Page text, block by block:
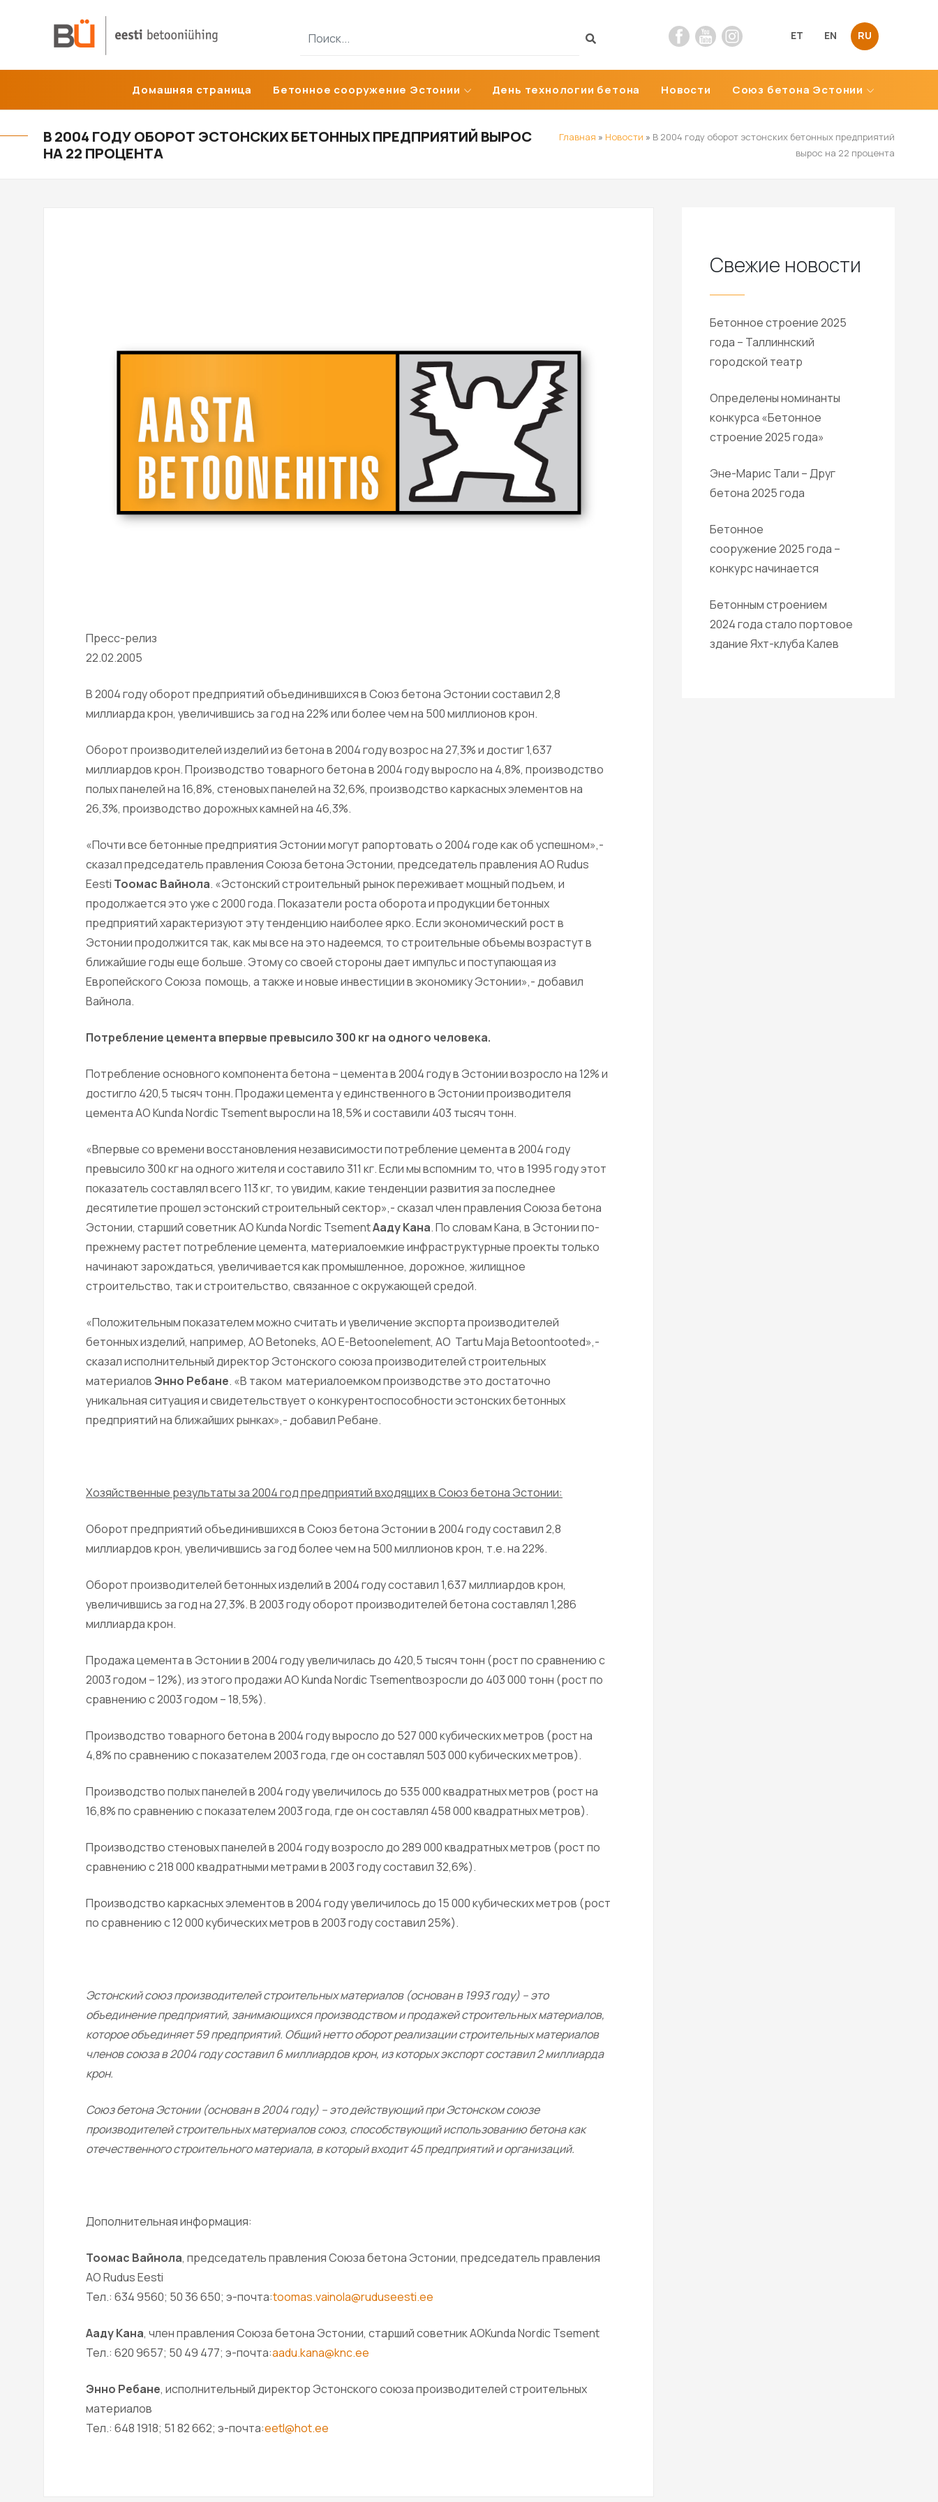
ET EN RU
Домашняя страница Бетонное сооружение Эстонии День технологии бетона Новости Союз бетона Эстонии
В 2004 ГОДУ ОБОРОТ ЭСТОНСКИХ БЕТОННЫХ ПРЕДПРИЯТИЙ ВЫРОС
НА 22 ПРОЦЕНТА
Главная » Новости » В 2004 году оборот эстонских бетонных предприятий
вырос на 22 процента
Пресс-релиз
22.02.2005
В 2004 году оборот предприятий объединившихся в Союз бетона Эстонии составил 2,8
миллиарда крон, увеличившись за год на 22% или более чем на 500 миллионов крон.
Оборот производителей изделий из бетона в 2004 году возрос на 27,3% и достиг 1,637
миллиардов крон. Производство товарного бетона в 2004 году выросло на 4,8%, производство
полых панелей на 16,8%, стеновых панелей на 32,6%, производство каркасных элементов на
26,3%, производство дорожных камней на 46,3%.
«Почти все бетонные предприятия Эстонии могут рапортовать о 2004 годе как об успешном»,-
сказал председатель правления Союза бетона Эстонии, председатель правления АО Rudus
Eesti Тоомас Вайнола. «Эстонский строительный рынок переживает мощный подъем, и
продолжается это уже с 2000 года. Показатели роста оборота и продукции бетонных
предприятий характеризуют эту тенденцию наиболее ярко. Если экономический рост в
Эстонии продолжится так, как мы все на это надеемся, то строительные объемы возрастут в
ближайшие годы еще больше. Этому со своей стороны дает импульс и поступающая из
Европейского Союза помощь, а также и новые инвестиции в экономику Эстонии»,- добавил
Вайнола.
Потребление цемента впервые превысило 300 кг на одного человека.
Потребление основного компонента бетона – цемента в 2004 году в Эстонии возросло на 12% и
достигло 420,5 тысяч тонн. Продажи цемента у единственного в Эстонии производителя
цемента АО Kunda Nordic Tsement выросли на 18,5% и составили 403 тысяч тонн.
«Впервые со времени восстановления независимости потребление цемента в 2004 году
превысило 300 кг на одного жителя и составило 311 кг. Если мы вспомним то, что в 1995 году этот
показатель составлял всего 113 кг, то увидим, какие тенденции развития за последнее
десятилетие прошел эстонский строительный сектор»,- сказал член правления Союза бетона
Эстонии, старший советник АО Kunda Nordic TsementАаду Кана. По словам Кана, в Эстонии по-
прежнему растет потребление цемента, материалоемкие инфраструктурные проекты только
начинают зарождаться, увеличивается как промышленное, дорожное, жилищное
строительство, так и строительство, связанное с окружающей средой.
«Положительным показателем можно считать и увеличение экспорта производителей
бетонных изделий, например, АО Betoneks, АО E-Betoonelement, АО Tartu Maja Betoontooted»,-
сказал исполнительный директор Эстонского союза производителей строительных
материаловЭнно Ребане. «В таком материалоемком производстве это достаточно
уникальная ситуация и свидетельствует о конкурентоспособности эстонских бетонных
предприятий на ближайших рынках»,- добавил Ребане.
Хозяйственные результаты за 2004 год предприятий входящих в Союз бетона Эстонии:
Оборот предприятий объединившихся в Союз бетона Эстонии в 2004 году составил 2,8
миллиардов крон, увеличившись за год более чем на 500 миллионов крон, т.е. на 22%.
Оборот производителей бетонных изделий в 2004 году составил 1,637 миллиардов крон,
увеличившись за год на 27,3%. В 2003 году оборот производителей бетона составлял 1,286
миллиарда крон.
Продажа цемента в Эстонии в 2004 году увеличилась до 420,5 тысяч тонн (рост по сравнению с
2003 годом – 12%), из этого продажи АО Kunda Nordic Tsementвозросли до 403 000 тонн (рост по
сравнению с 2003 годом – 18,5%).
Производство товарного бетона в 2004 году выросло до 527 000 кубических метров (рост на
4,8% по сравнению с показателем 2003 года, где он составлял 503 000 кубических метров).
Производство полых панелей в 2004 году увеличилось до 535 000 квадратных метров (рост на
16,8% по сравнению с показателем 2003 года, где он составлял 458 000 квадратных метров).
Производство стеновых панелей в 2004 году возросло до 289 000 квадратных метров (рост по
сравнению с 218 000 квадратными метрами в 2003 году составил 32,6%).
Производство каркасных элементов в 2004 году увеличилось до 15 000 кубических метров (рост
по сравнению с 12 000 кубических метров в 2003 году составил 25%).
Эстонский союз производителей строительных материалов (основан в 1993 году) – это
объединение предприятий, занимающихся производством и продажей строительных материалов,
которое объединяет 59 предприятий. Общий нетто оборот реализации строительных материалов
членов союза в 2004 году составил 6 миллиардов крон, из которых экспорт составил 2 миллиарда
крон.
Союз бетона Эстонии (основан в 2004 году) – это действующий при Эстонском союзе
производителей строительных материалов союз, способствующий использованию бетона как
отечественного строительного материала, в который входит 45 предприятий и организаций.
Дополнительная информация:
Тоомас Вайнола, председатель правления Союза бетона Эстонии, председатель правления
АО Rudus Eesti
Тел.: 634 9560; 50 36 650; э-почта:toomas.vainola@ruduseesti.ee
Ааду Кана, член правления Союза бетона Эстонии, старший советник АОKunda Nordic Tsement
Тел.: 620 9657; 50 49 477; э-почта:aadu.kana@knc.ee
Энно Ребане, исполнительный директор Эстонского союза производителей строительных
материалов
Тел.: 648 1918; 51 82 662; э-почта:eetl@hot.ee
Свежие новости
Бетонное строение 2025
года – Таллиннский
городской театр
Определены номинанты
конкурса «Бетонное
строение 2025 года»
Эне-Марис Тали – Друг
бетона 2025 года
Бетонное
сооружение 2025 года –
конкурс начинается
Бетонным строением
2024 года стало портовое
здание Яхт-клуба Калев